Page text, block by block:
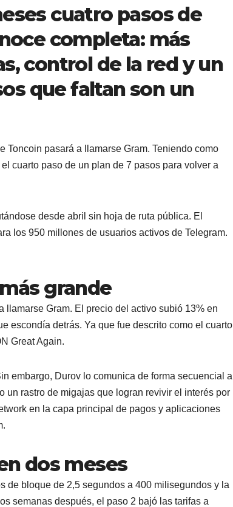
cuatro pasos de
completa: más
control de la red y un
que faltan son un
Toncoin pasará a llamarse Gram. Teniendo como
cuarto paso de un plan de 7 pasos para volver a
desde abril sin hoja de ruta pública. El
los 950 millones de usuarios activos de Telegram.
grande
Gram. El precio del activo subió 13% en
escondía detrás. Ya que fue descrito como el cuarto
Great Again.
embargo, Durov lo comunica de forma secuencial a
un rastro de migajas que logran revivir el interés por
en la capa principal de pagos y aplicaciones
dos meses
de bloque de 2,5 segundos a 400 milisegundos y la
semanas después, el paso 2 bajó las tarifas a